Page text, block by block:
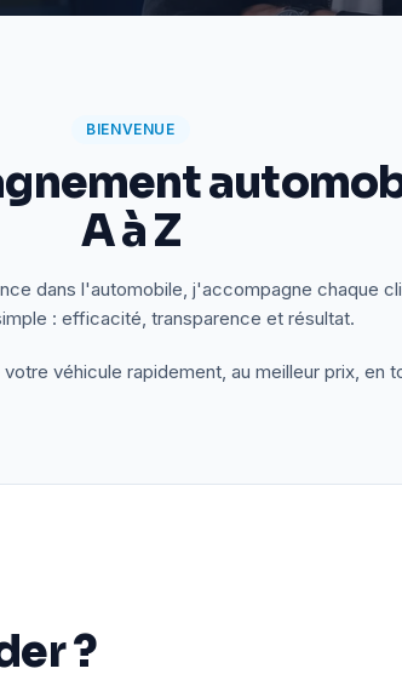
BIENVENUE
A à Z
dans l'automobile, j'accompagne chaque
: efficacité, transparence et résultat.
véhicule rapidement, au meilleur prix, en
?